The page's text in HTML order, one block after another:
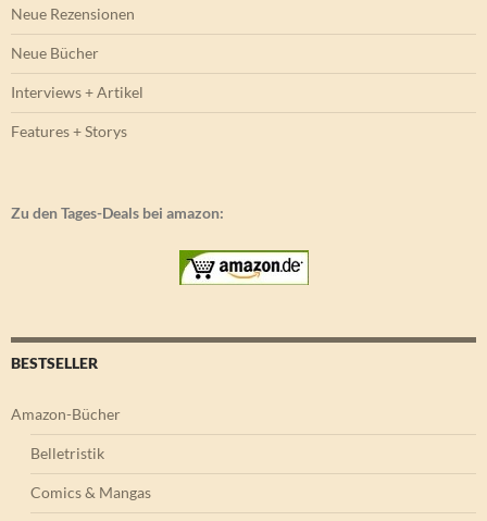
Neue Rezensionen
Neue Bücher
Interviews + Artikel
Features + Storys
Zu den Tages-Deals bei amazon:
BESTSELLER
Amazon-Bücher
Belletristik
Comics & Mangas